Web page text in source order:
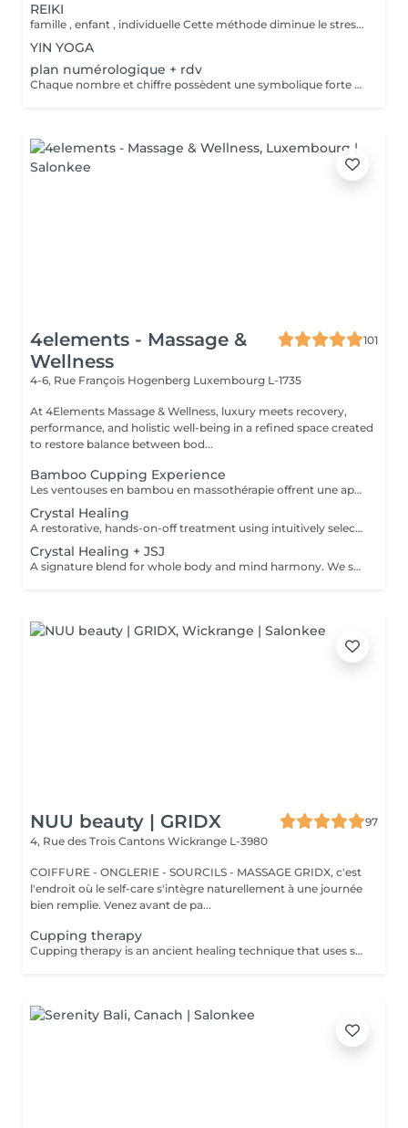
REIKI
famille , enfant , individuelle Cette méthode diminue le stress, relâche les blocages émotionnels, calme les douleurs physiques, et vous amener à un bien-être général, ainsi qu'une paix intérieure. Libère les blocages énergétiques, renforce le système immunitaire, atténue la douleur et élimine les toxines du corps
YIN YOGA
plan numérologique + rdv
Chaque nombre et chiffre possèdent une symbolique forte et connue depuis la nuit des temps. Plusieurs outils sont à votre disposition pour découvrir votre personnalité, votre avenir ou tout simplement trouver des réponses précises à vos questions.
4elements - Massage &
Wellness
101
4-6, Rue François Hogenberg Luxembourg L-1735
At 4Elements Massage & Wellness, luxury meets recovery,
performance, and holistic well-being in a refined space created
to restore balance between bod...
Bamboo Cupping Experience
Les ventouses en bambou en massothérapie offrent une approche naturelle, douce et non invasive pour le soin du corps Elles agissent en profondeur tout en respectant les tissus, sans provoquer de douleur ni de marques. Bienfaits principaux : Stimulent la microcirculation sanguine et améliorent l'oxygénation des tissus Favorisent la récupération musculaire et réduisent les tensions, notamment au niveau du dos et de la nuque Produisent un effet de drainage lymphatique, aidant à diminuer les dèmes Améliorent la tonicité et l'élasticité de la peau Induisent une relaxation profonde, bénéfique en cas de stress Grâce aux propriétés naturelles du bambou, le massage se caractérise par un glissement fluide et une pression maîtrisée, garantissant un soin confortable et non traumatique. Contre-indications : Affections cutanées inflammatoires, varices, hypertension artérielle sévère, fragilité vasculaire.
Crystal Healing
A restorative, hands-on-off treatment using intuitively selected crystals placed on and around the body. - A 20 minute phone call before the session to explore your goals and tailor your plan - A personalized Crystal body layout (and intention focused grids if needed) - Chakra balancing to realign and stabilize your energy centers - Energy field cleansing (aura sweep, grounding, and sealing) - Yin-Yang harmonization for overall energetic coherence - Aftercare suggestions Ideal for: stress relief, emotional balance, mental clarity, energetic reset. For questions and additional information, please contact claudia@4elements.lu
Crystal Healing + JSJ
A signature blend for whole body and mind harmony. We set your intention, select specific crystals, and apply JSJ flows that complement your needsperfect for layered support (physical, emotional, and subtle energy). For questions and additional information, please contact claudia@4elements.lu
NUU beauty | GRIDX
97
4, Rue des Trois Cantons Wickrange L-3980
COIFFURE - ONGLERIE - SOURCILS - MASSAGE GRIDX, c'est
l'endroit où le self-care s'intègre naturellement à une journée
bien remplie. Venez avant de pa...
Cupping therapy
Cupping therapy is an ancient healing technique that uses special cups to create gentle suction on the skin. This suction promotes blood flow, relieves muscle tension, reduces inflammation, and supports deep relaxation. The treatment can help release toxins, improve circulation, and ease chronic pain or stiffness. *Please note that cupping therapy could just be added to a massage service with includes back massage.